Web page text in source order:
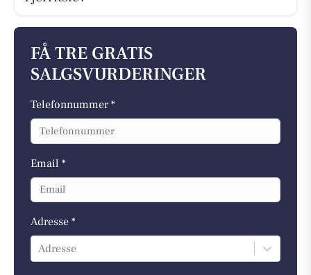
FÅ TRE GRATIS
SALGSVURDERINGER
Telefonnummer *
Email *
Adresse *
Adresse